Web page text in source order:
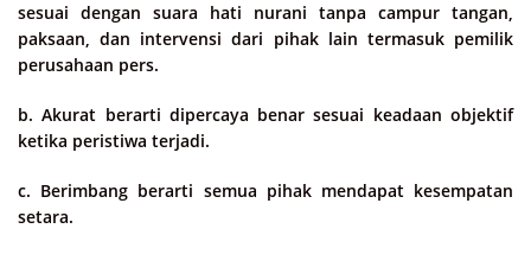
sesuai dengan suara hati nurani tanpa campur tangan,
paksaan, dan intervensi dari pihak lain termasuk pemilik
perusahaan pers.
b. Akurat berarti dipercaya benar sesuai keadaan objektif
ketika peristiwa terjadi.
c. Berimbang berarti semua pihak mendapat kesempatan
setara.